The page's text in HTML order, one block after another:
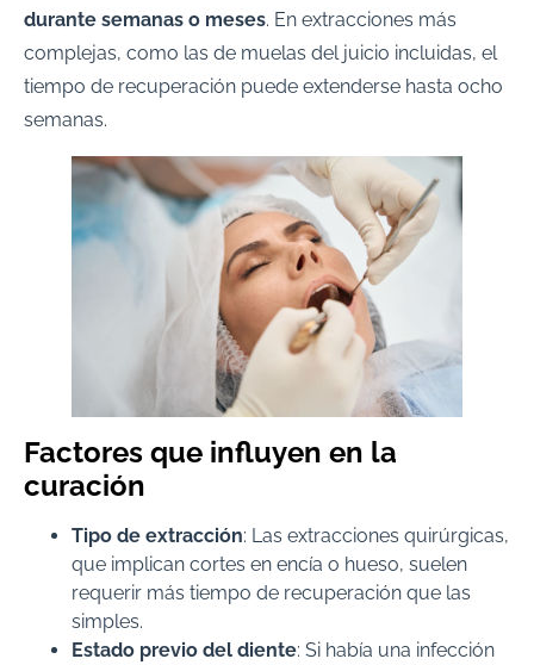
durante semanas o meses. En extracciones más
complejas, como las de muelas del juicio incluidas, el
tiempo de recuperación puede extenderse hasta ocho
semanas.
Factores que influyen en la
curación
Tipo de extracción: Las extracciones quirúrgicas,
que implican cortes en encía o hueso, suelen
requerir más tiempo de recuperación que las
simples.
Estado previo del diente: Si había una infección